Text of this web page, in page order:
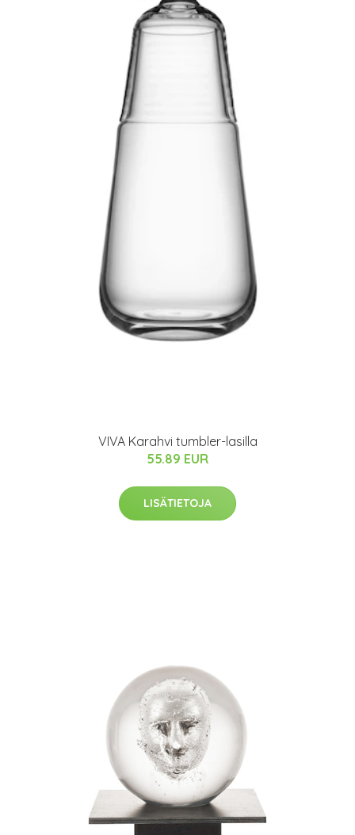
VIVA Karahvi tumbler-lasilla
55.89 EUR
LISÄTIETOJA